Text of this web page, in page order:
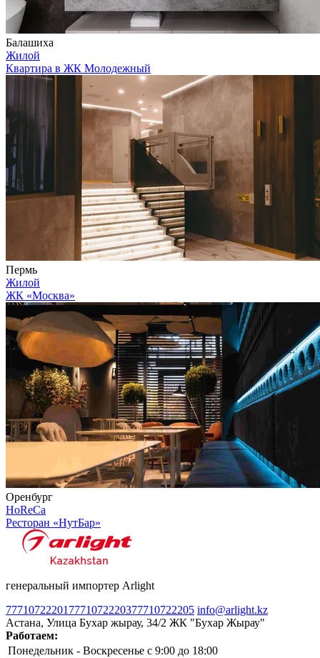
Балашиха
Жилой
Квартира в ЖК Молодежный
Пермь
Жилой
ЖК «Москва»
Оренбург
HoReCa
Ресторан «НутБар»
генеральный импортер Arlight
77710722201 7771072220377710722205 info@arlight.kz
Астана, Улица Бухар жырау, 34/2 ЖК "Бухар Жырау"
Работаем:
Понедельник - Воскресенье c 9:00 до 18:00